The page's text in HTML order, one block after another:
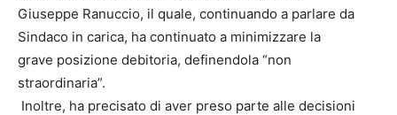
Giuseppe Ranuccio, il quale, continuando a parlare da
Sindaco in carica, ha continuato a minimizzare la
grave posizione debitoria, definendola “non
straordinaria”.
Inoltre, ha precisato di aver preso parte alle decisioni